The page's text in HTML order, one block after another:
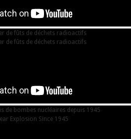
de fûts de déchets radioactifs
de fûts de déchets radioactifs
de bombes nucléaires depuis 1945
Explosion Since 1945